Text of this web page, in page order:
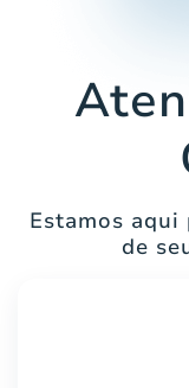
Estamos aqui
de